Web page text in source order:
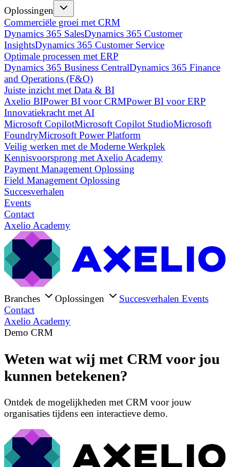
Oplossingen
Commerciële groei met CRM
Dynamics 365 SalesDynamics 365 Customer
InsightsDynamics 365 Customer Service
Optimale processen met ERP
Dynamics 365 Business CentralDynamics 365 Finance
and Operations (F&O)
Juiste inzicht met Data & BI
Axelio BIPower BI voor CRMPower BI voor ERP
Innovatiekracht met AI
Microsoft CopilotMicrosoft Copilot StudioMicrosoft
FoundryMicrosoft Power Platform
Veilig werken met de Moderne Werkplek
Kennisvoorsprong met Axelio Academy
Payment Management Oplossing
Field Management Oplossing
Succesverhalen
Events
Contact
Axelio Academy
Branches Oplossingen Succesverhalen Events
Contact
Axelio Academy
Demo CRM
Weten wat wij met CRM voor jou
kunnen betekenen?
Ontdek de mogelijkheden met CRM voor jouw
organisaties tijdens een interactieve demo.